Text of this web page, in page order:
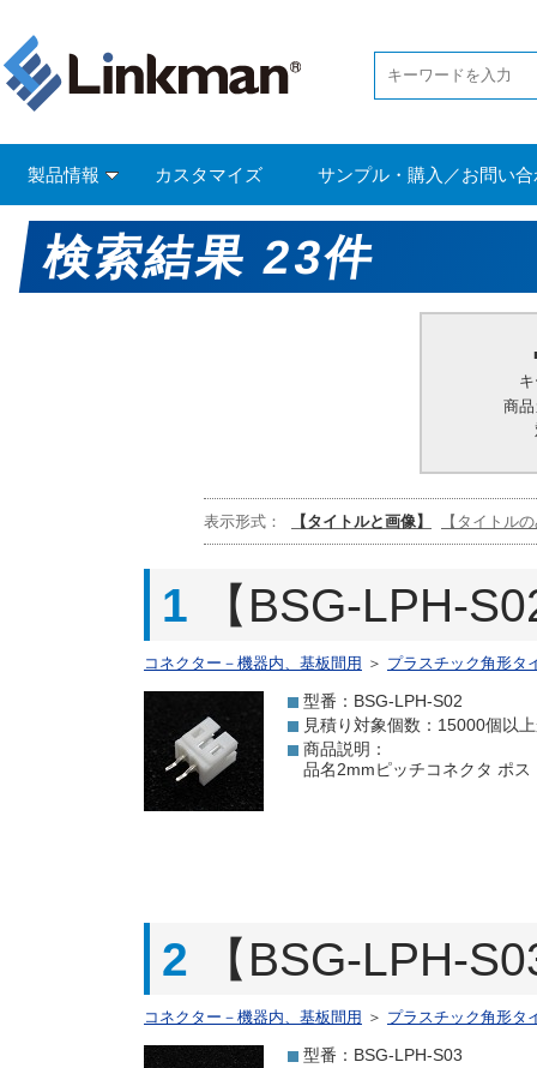
製品情報 カスタマイズ サンプル・購入／お問い
検索結果 23件
商
表示形式： 【タイトルと画像】 【タイトル
1 【BSG-LPH-
コネクター－機器内、基板間用 ＞ プラスチック角形タ
型番：BSG-LPH-S02
見積り対象個数：15000個以
商品説明：
品名2mmピッチコネクタ ポ
2 【BSG-LPH-
コネクター－機器内、基板間用 ＞ プラスチック角形タ
型番：BSG-LPH-S03